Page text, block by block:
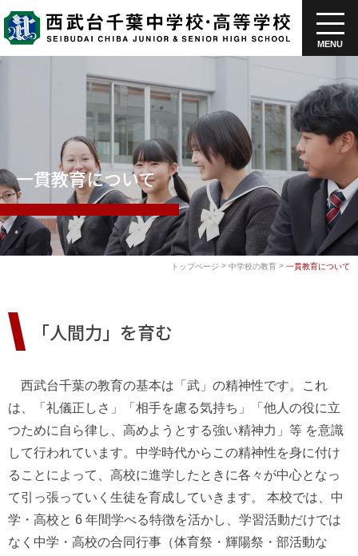
MENU
一貫教育について
トップページ > 中学校の教育 > 一貫教育について
「人間力」を育む
西武台千葉の教育の基本は「武」の精神性です。これ
は、「礼儀正しさ」「相手を慮る気持ち」「他人の役に立
つために自ら律し、高めようとする強い精神力」等 を意識
して行われています。中学時代からこの精神性を身に付け
ることによって、高校に進学したときに各々が中心となっ
て引っ張っていく生徒を育成していきます。 本校では、中
学・高校と 6 年間学べる特徴を活かし、学習活動だけでは
なく中学・高校の合同行事（体育祭・輝陽祭・部活動な